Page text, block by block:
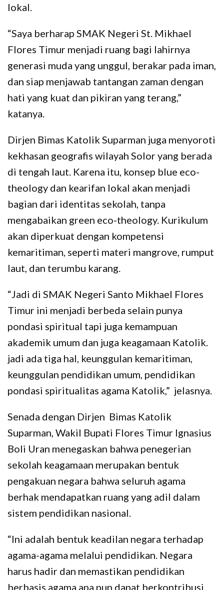
lokal.
“Saya berharap SMAK Negeri St. Mikhael
Flores Timur menjadi ruang bagi lahirnya
generasi muda yang unggul, berakar pada iman,
dan siap menjawab tantangan zaman dengan
hati yang kuat dan pikiran yang terang,”
katanya.
Dirjen Bimas Katolik Suparman juga menyoroti
kekhasan geografis wilayah Solor yang berada
di tengah laut. Karena itu, konsep blue eco-
theology dan kearifan lokal akan menjadi
bagian dari identitas sekolah, tanpa
mengabaikan green eco-theology. Kurikulum
akan diperkuat dengan kompetensi
kemaritiman, seperti materi mangrove, rumput
laut, dan terumbu karang.
“Jadi di SMAK Negeri Santo Mikhael Flores
Timur ini menjadi berbeda selain punya
pondasi spiritual tapi juga kemampuan
akademik umum dan juga keagamaan Katolik.
jadi ada tiga hal, keunggulan kemaritiman,
keunggulan pendidikan umum, pendidikan
pondasi spiritualitas agama Katolik,” jelasnya.
Senada dengan Dirjen Bimas Katolik
Suparman, Wakil Bupati Flores Timur Ignasius
Boli Uran menegaskan bahwa penegerian
sekolah keagamaan merupakan bentuk
pengakuan negara bahwa seluruh agama
berhak mendapatkan ruang yang adil dalam
sistem pendidikan nasional.
“Ini adalah bentuk keadilan negara terhadap
agama-agama melalui pendidikan. Negara
harus hadir dan memastikan pendidikan
berbasis agama apa pun dapat berkontribusi